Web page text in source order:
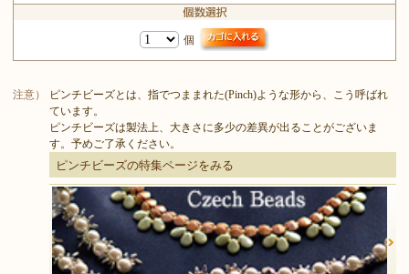
個
注意）
ピンチビーズとは、指でつままれた(Pinch)ような形から、こう呼ばれ
ています。
ピンチビーズは製法上、大きさに多少の差異が出ることがございま
す。予めご了承ください。
ピンチビーズの特集ページをみる